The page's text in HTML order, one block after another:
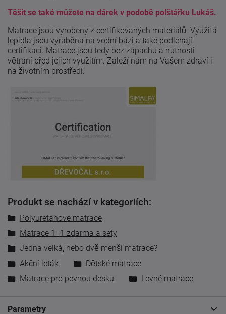
Těšit se také můžete na dárek v podobě polštářku Lukáš.
Matrace jsou vyrobeny z certifikovaných materiálů. Využitá
lepidla jsou vyráběna na vodní bázi a také podléhají
certifikaci. Matrace jsou tedy bez zápachu a nutnosti
větrání před jejich využitím. Záleží nám na Vašem zdraví i
na životním prostředí.
Produkt se nachází v kategoriích:
Polyuretanové matrace
Matrace 1+1 zdarma a sety
Jedna velká, nebo dvě menší matrace?
Akční leták
Dětské matrace
Matrace pro pevnou desku
Levné matrace
Parametry